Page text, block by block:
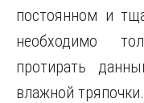
постоянном и
необходимо
протирать
влажной тряпочки.